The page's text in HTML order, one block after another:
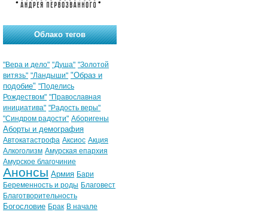
Облако тегов
"Вера и дело" "Душа" "Золотой
витязь" "Ландыши" "Образ и
подобие" "Поделись
Рождеством" "Православная
инициатива" "Радость веры"
"Синдром радости" Аборигены
Аборты и демография
Автокатастрофа Аксиос Акция
Алкоголизм Амурская епархия
Амурское благочиние
Анонсы Армия Бари
Беременность и роды Благовест
Благотворительность
Богословие Брак В начале